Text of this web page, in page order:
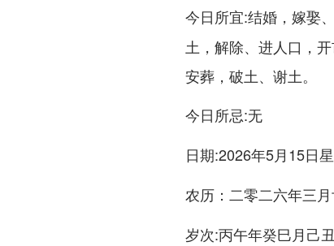
今日所宜:结婚，嫁娶
土，解除、进人口，
安葬，破土、谢土。
今日所忌:无
日期:2026年5月15日
农历 ：二零二六年三
岁次:丙午年癸巳月己